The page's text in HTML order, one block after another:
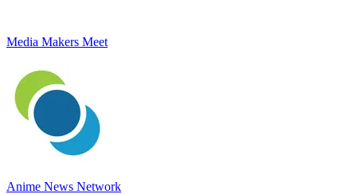
Media Makers Meet
Anime News Network